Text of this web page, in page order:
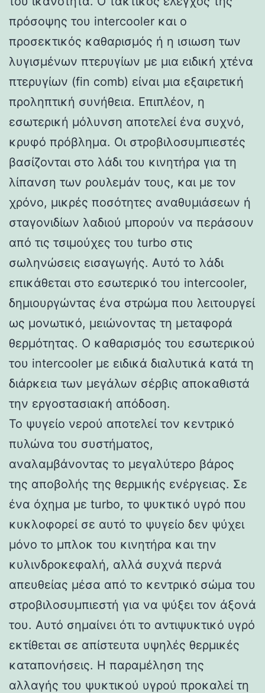
πρόσοψης του intercooler και ο
προσεκτικός καθαρισμός ή η ισιωση των
λυγισμένων πτερυγίων με μια ειδική χτένα
πτερυγίων (fin comb) είναι μια εξαιρετική
προληπτική συνήθεια. Επιπλέον, η
εσωτερική μόλυνση αποτελεί ένα συχνό,
κρυφό πρόβλημα. Οι στροβιλοσυμπιεστές
βασίζονται στο λάδι του κινητήρα για τη
λίπανση των ρουλεμάν τους, και με τον
χρόνο, μικρές ποσότητες αναθυμιάσεων ή
σταγονιδίων λαδιού μπορούν να περάσουν
από τις τσιμούχες του turbo στις
σωληνώσεις εισαγωγής. Αυτό το λάδι
επικάθεται στο εσωτερικό του intercooler,
δημιουργώντας ένα στρώμα που λειτουργεί
ως μονωτικό, μειώνοντας τη μεταφορά
θερμότητας. Ο καθαρισμός του εσωτερικού
του intercooler με ειδικά διαλυτικά κατά τη
διάρκεια των μεγάλων σέρβις αποκαθιστά
την εργοστασιακή απόδοση.
Το ψυγείο νερού αποτελεί τον κεντρικό
πυλώνα του συστήματος,
αναλαμβάνοντας το μεγαλύτερο βάρος
της αποβολής της θερμικής ενέργειας. Σε
ένα όχημα με turbo, το ψυκτικό υγρό που
κυκλοφορεί σε αυτό το ψυγείο δεν ψύχει
μόνο το μπλοκ του κινητήρα και την
κυλινδροκεφαλή, αλλά συχνά περνά
απευθείας μέσα από το κεντρικό σώμα του
στροβιλοσυμπιεστή για να ψύξει τον άξονά
του. Αυτό σημαίνει ότι το αντιψυκτικό υγρό
εκτίθεται σε απίστευτα υψηλές θερμικές
καταπονήσεις. Η παραμέληση της
αλλαγής του ψυκτικού υγρού προκαλεί τη